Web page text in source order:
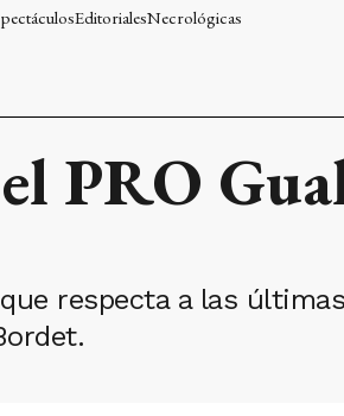
EditorialesNecrológicas
PRO
respecta a las